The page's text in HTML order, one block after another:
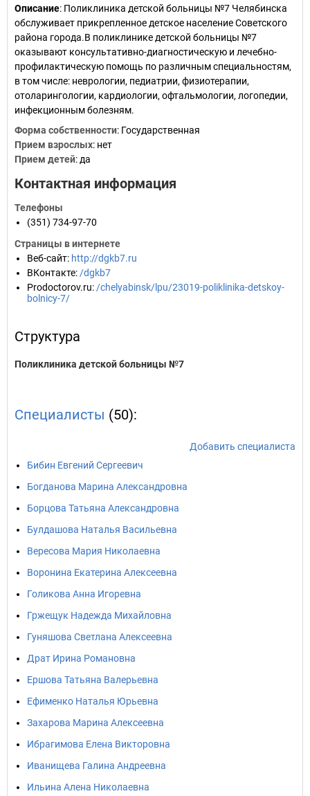
Описание: Поликлиника детской больницы №7 Челябинска
обслуживает прикрепленное детское население Советского
района города.В поликлинике детской больницы №7
оказывают консультативно-диагностическую и лечебно-
профилактическую помощь по различным специальностям,
в том числе: неврологии, педиатрии, физиотерапии,
отоларингологии, кардиологии, офтальмологии, логопедии,
инфекционным болезням.
Форма собственности: Государственная
Прием взрослых: нет
Прием детей: да
Контактная информация
Телефоны
(351) 734-97-70
Страницы в интернете
Веб-сайт: http://dgkb7.ru
ВКонтакте: /dgkb7
Prodoctorov.ru: /chelyabinsk/lpu/23019-poliklinika-detskoy-
bolnicy-7/
Структура
Поликлиника детской больницы №7
Специалисты (50):
Добавить специалиста
Бибин Евгений Сергеевич
Богданова Марина Александровна
Борцова Татьяна Александровна
Булдашова Наталья Васильевна
Вересова Мария Николаевна
Воронина Екатерина Алексеевна
Голикова Анна Игоревна
Гржещук Надежда Михайловна
Гуняшова Светлана Алексеевна
Драт Ирина Романовна
Ершова Татьяна Валерьевна
Ефименко Наталья Юрьевна
Захарова Марина Алексеевна
Ибрагимова Елена Викторовна
Иванищева Галина Андреевна
Ильина Алена Николаевна